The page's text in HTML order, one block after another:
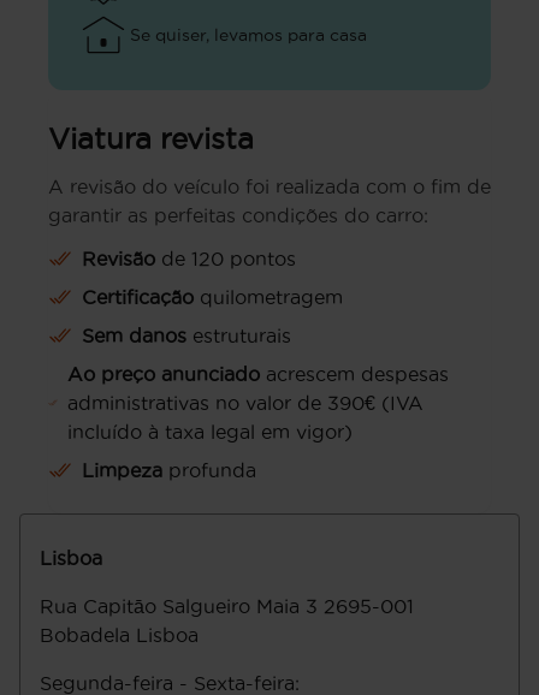
Se quiser, levamos para casa
Viatura revista
A revisão do veículo foi realizada com o fim de
garantir as perfeitas condições do carro:
Revisão de 120 pontos
Certificação quilometragem
Sem danos estruturais
Ao preço anunciado acrescem despesas
administrativas no valor de 390€ (IVA
incluído à taxa legal em vigor)
Limpeza profunda
Lisboa
Rua Capitāo Salgueiro Maia 3 2695-001
Bobadela Lisboa
Segunda-feira - Sexta-feira: